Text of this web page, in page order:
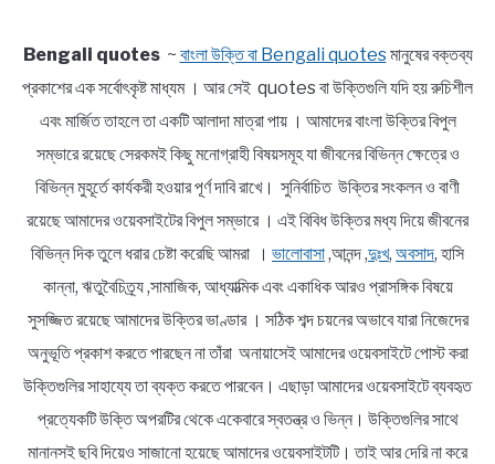
Bengali quotes~ বাংলা উক্তি বা Bengali quotesমানুষের বক্তব্য
প্রকাশের এক সর্বোৎকৃষ্ট মাধ্যম । আর সেই quotes বা উক্তিগুলি যদি হয় রুচিশীল
এবং মার্জিত তাহলে তা একটি আলাদা মাত্রা পায় । আমাদের বাংলা উক্তির বিপুল
সম্ভারে রয়েছে সেরকমই কিছু মনোগ্রাহী বিষয়সমূহ যা জীবনের বিভিন্ন ক্ষেত্রে ও
বিভিন্ন মুহূর্তে কার্যকরী হওয়ার পূর্ণ দাবি রাখে। সুনির্বাচিত উক্তির সংকলন ও বাণী
রয়েছে আমাদের ওয়েবসাইটের বিপুল সম্ভারে । এই বিবিধ উক্তির মধ্য দিয়ে জীবনের
বিভিন্ন দিক তুলে ধরার চেষ্টা করেছি আমরা । ভালোবাসা,আনন্দ ,দুঃখ, অবসাদ, হাসি
কান্না, ঋতুবৈচিত্র্য ,সামাজিক, আধ্যাত্মিক এবং একাধিক আরও প্রাসঙ্গিক বিষয়ে
সুসজ্জিত রয়েছে আমাদের উক্তির ভাণ্ডার । সঠিক শব্দ চয়নের অভাবে যারা নিজেদের
অনুভূতি প্রকাশ করতে পারছেন না তাঁরা অনায়াসেই আমাদের ওয়েবসাইটে পোস্ট করা
উক্তিগুলির সাহায্যে তা ব্যক্ত করতে পারবেন। এছাড়া আমাদের ওয়েবসাইটে ব্যবহৃত
প্রত্যেকটি উক্তি অপরটির থেকে একেবারে স্বতন্ত্র ও ভিন্ন। উক্তিগুলির সাথে
মানানসই ছবি দিয়েও সাজানো হয়েছে আমাদের ওয়েবসাইটটি। তাই আর দেরি না করে